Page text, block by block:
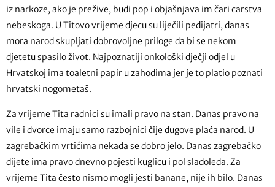
iz narkoze, ako je prežive, budi pop i objašnjava im čari carstva
nebeskoga. U Titovo vrijeme djecu su liječili pedijatri, danas
mora narod skupljati dobrovoljne priloge da bi se nekom
djetetu spasilo život. Najpoznatiji onkološki dječji odjel u
Hrvatskoj ima toaletni papir u zahodima jer je to platio poznati
hrvatski nogometaš.
Za vrijeme Tita radnici su imali pravo na stan. Danas pravo na
vile i dvorce imaju samo razbojnici čije dugove plaća narod. U
zagrebačkim vrtićima nekada se dobro jelo. Danas zagrebačko
dijete ima pravo dnevno pojesti kuglicu i pol sladoleda. Za
vrijeme Tita često nismo mogli jesti banane, nije ih bilo. Danas